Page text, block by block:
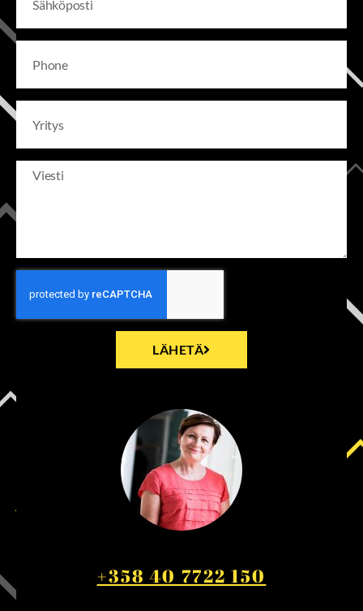
LÄHETÄ
+358 40 7722 150